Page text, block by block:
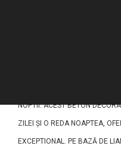
NOPTII. ACEST BETON
ZILEI ȘI O REDA NOAPTEA,
EXCEPTIONAL. PE BAZĂ DE